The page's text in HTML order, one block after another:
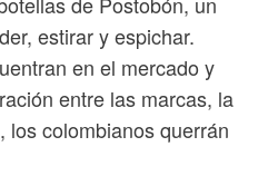
estirar y espichar.
en el mercado y
entre las marcas, la
los colombianos querrán